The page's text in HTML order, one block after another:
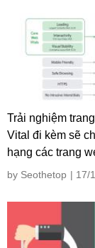
Trải nghiệm
Vital đi kèm sẽ
hạng các trang
by Seothetop | 17/